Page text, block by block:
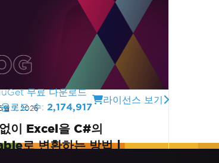
월 7, 2026
이 Excel을 C#의
로 변환하는 방법 |
무료 다운로드
로드 수: 2,174,917
라이선스 보기